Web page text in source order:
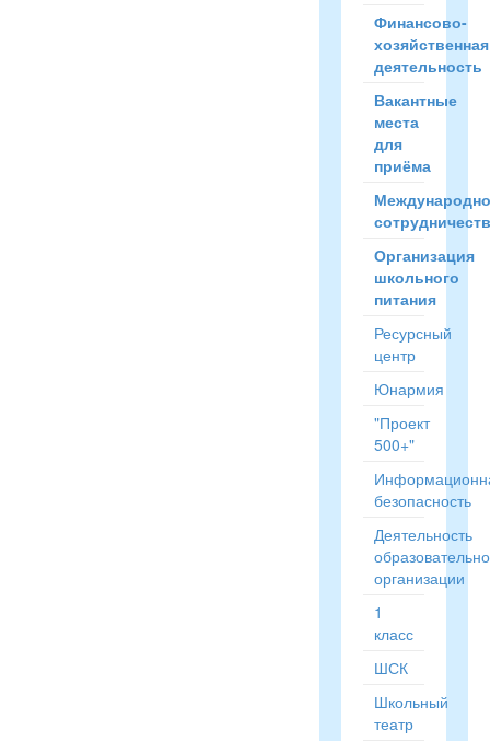
Финансово-
хозяйственная
деятельность
Вакантные
места
для
приёма
Организация
школьного
питания
Ресурсный
центр
Юнармия
"Проект
500+"
безопасность
Деятельность
организации
1
класс
ШСК
Школьный
театр